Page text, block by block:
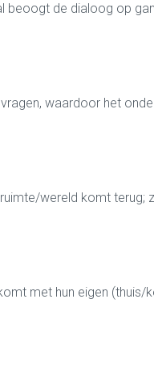
de dialoog op
waardoor het
wereld komt terug;
met hun eigen